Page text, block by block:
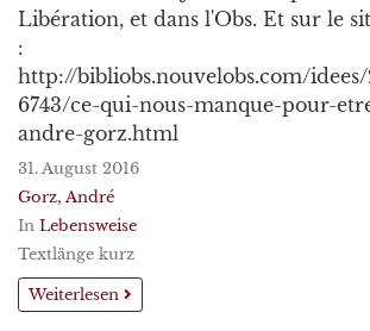
Libération, et dans l'Obs. Et sur le
:
http://bibliobs.nouvelobs.com/idees/
6743/ce-qui-nous-manque-pour-
andre-gorz.html
31. August 2016
Gorz, André
In Lebensweise
Textlänge kurz
Weiterlesen